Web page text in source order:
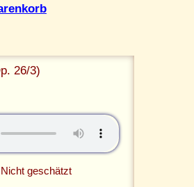
26/3)
geschätzt